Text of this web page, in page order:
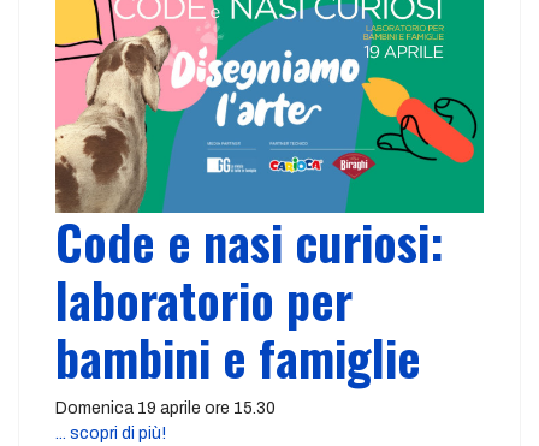
Code e nasi curiosi:
laboratorio per
bambini e famiglie
Domenica 19 aprile ore 15.30
... scopri di più!